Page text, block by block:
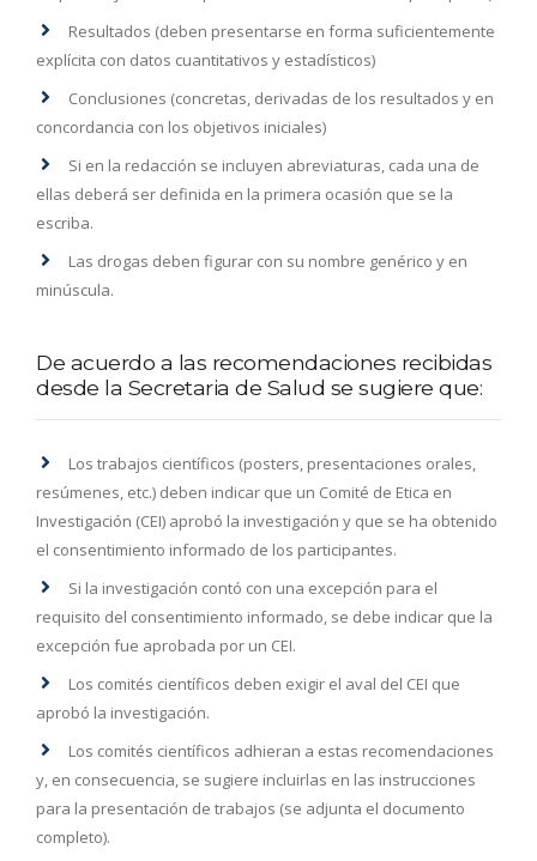
Resultados (deben presentarse en forma suficientemente
explícita con datos cuantitativos y estadísticos)
Conclusiones (concretas, derivadas de los resultados y en
concordancia con los objetivos iniciales)
Si en la redacción se incluyen abreviaturas, cada una de
ellas deberá ser definida en la primera ocasión que se la
escriba.
Las drogas deben figurar con su nombre genérico y en
minúscula.
De acuerdo a las recomendaciones recibidas
desde la Secretaria de Salud se sugiere que:
Los trabajos científicos (posters, presentaciones orales,
resúmenes, etc.) deben indicar que un Comité de Etica en
Investigación (CEI) aprobó la investigación y que se ha obtenido
el consentimiento informado de los participantes.
Si la investigación contó con una excepción para el
requisito del consentimiento informado, se debe indicar que la
excepción fue aprobada por un CEI.
Los comités científicos deben exigir el aval del CEI que
aprobó la investigación.
Los comités científicos adhieran a estas recomendaciones
y, en consecuencia, se sugiere incluirlas en las instrucciones
para la presentación de trabajos (se adjunta el documento
completo).